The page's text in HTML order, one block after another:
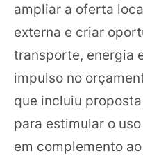
ampliar a oferta
externa e criar
transporte, energia
impulso no
que incluiu
para estimular o
em complemento